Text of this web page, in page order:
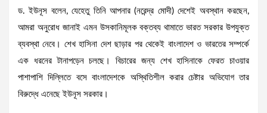
ড. ইউনূস বলেন, যেহেতু তিনি আপনার (নরেন্দ্র মোদী) দেশেই অবস্থান করছেন,
আমরা অনুরোধ জানাই এমন উসকানিমূলক বক্তব্য থামাতে ভারত সরকার উপযুক্ত
ব্যবস্থা নেবে। শেখ হাসিনা দেশ ছাড়ার পর থেকেই বাংলাদেশ ও ভারতের সম্পর্কে
এক ধরনের টানাপড়েন চলছে। বিচারের জন্য শেখ হাসিনাকে ফেরত চাওয়ার
পাশাপাশি দিল্লিতে বসে বাংলাদেশকে অস্থিতিশীল করার চেষ্টার অভিযোগ তার
বিরুদ্ধে এনেছে ইউনূস সরকার।